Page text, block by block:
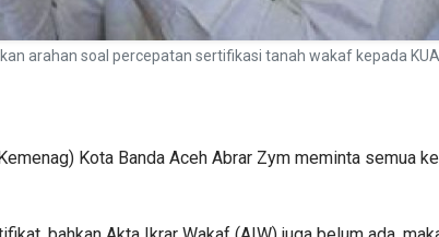
arahan soal percepatan sertifikasi tanah wakaf kepada
Kota Banda Aceh Abrar Zym meminta semua